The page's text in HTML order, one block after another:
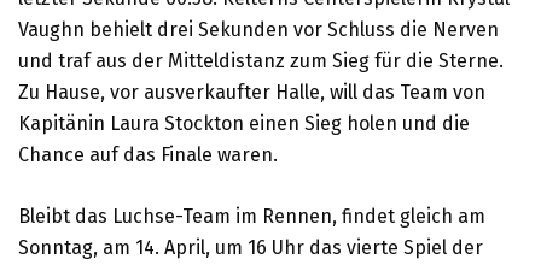
Vaughn behielt drei Sekunden vor Schluss die Nerven
und traf aus der Mitteldistanz zum Sieg für die Sterne.
Zu Hause, vor ausverkaufter Halle, will das Team von
Kapitänin Laura Stockton einen Sieg holen und die
Chance auf das Finale waren.
Bleibt das Luchse-Team im Rennen, findet gleich am
Sonntag, am 14. April, um 16 Uhr das vierte Spiel der